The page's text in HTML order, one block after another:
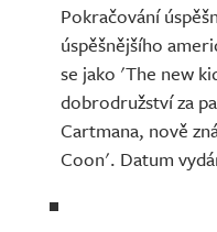
Pokračování
úspěšnějšího
se jako 'The new
dobrodružství za
Cartmana, nově
Coon'. Datum